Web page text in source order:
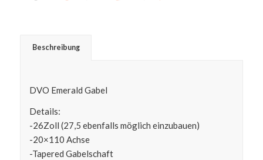
Beschreibung
DVO Emerald Gabel
Details:
-26Zoll (27,5 ebenfalls möglich einzubauen)
-20×110 Achse
-Tapered Gabelschaft